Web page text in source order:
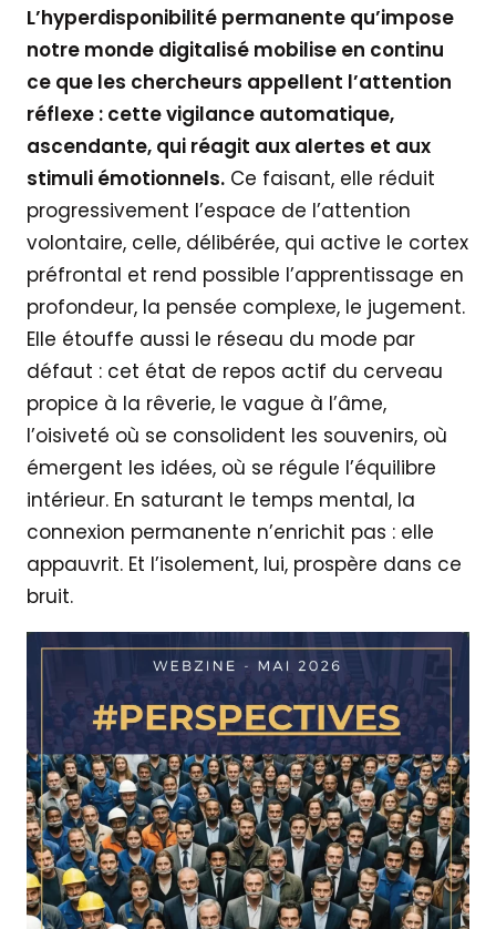
L’hyperdisponibilité permanente qu’impose
notre monde digitalisé mobilise en continu
ce que les chercheurs appellent l’attention
réflexe : cette vigilance automatique,
ascendante, qui réagit aux alertes et aux
stimuli émotionnels. Ce faisant, elle réduit
progressivement l’espace de l’attention
volontaire, celle, délibérée, qui active le cortex
préfrontal et rend possible l’apprentissage en
profondeur, la pensée complexe, le jugement.
Elle étouffe aussi le réseau du mode par
défaut : cet état de repos actif du cerveau
propice à la rêverie, le vague à l’âme,
l’oisiveté où se consolident les souvenirs, où
émergent les idées, où se régule l’équilibre
intérieur. En saturant le temps mental, la
connexion permanente n’enrichit pas : elle
appauvrit. Et l’isolement, lui, prospère dans ce
bruit.